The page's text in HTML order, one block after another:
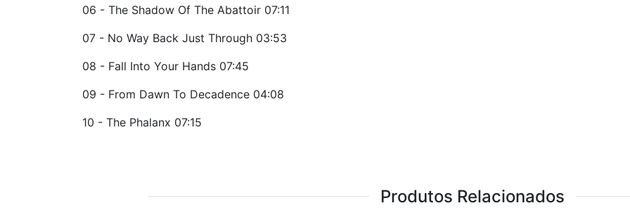
06 - The Shadow Of The Abattoir 07:11
07 - No Way Back Just Through 03:53
08 - Fall Into Your Hands 07:45
09 - From Dawn To Decadence 04:08
10 - The Phalanx 07:15
Produtos Relacionados